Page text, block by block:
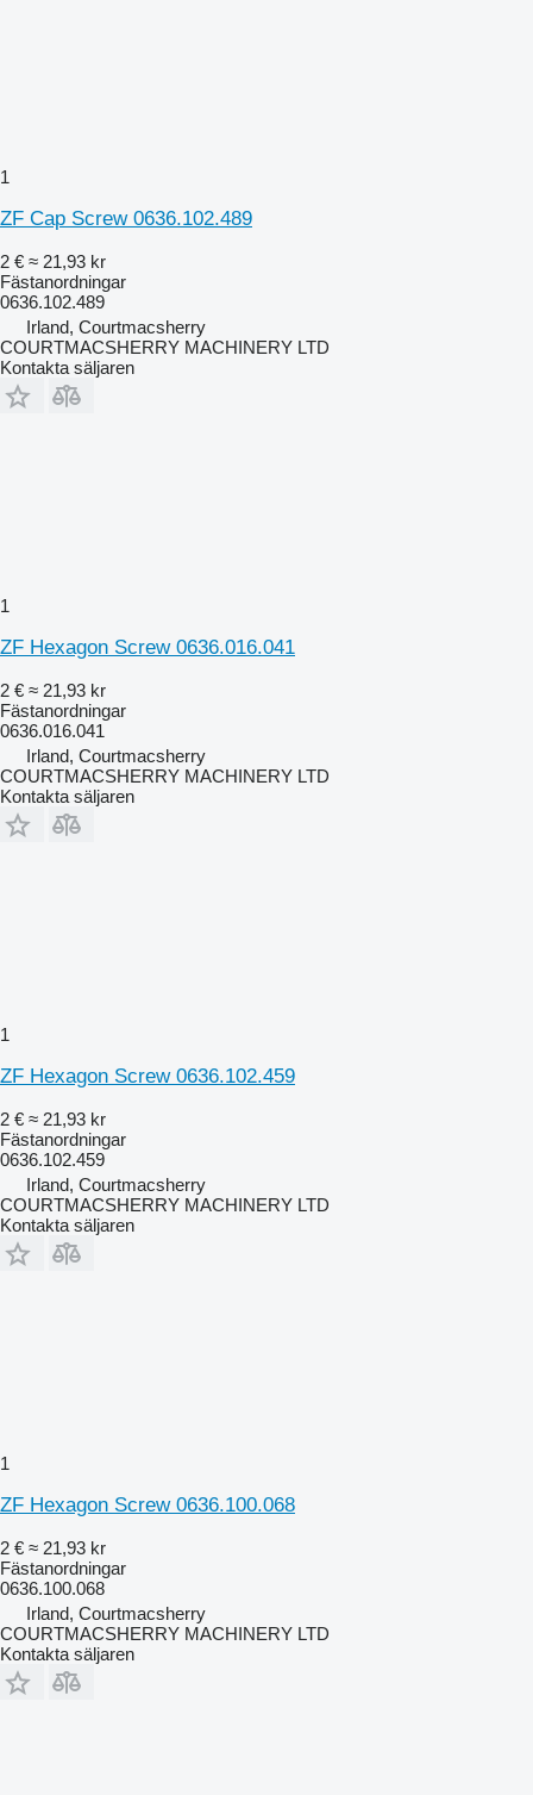
1
ZF Cap Screw 0636.102.489
2 € ≈ 21,93 kr
Fästanordningar
0636.102.489
Irland, Courtmacsherry
COURTMACSHERRY MACHINERY LTD
Kontakta säljaren
1
ZF Hexagon Screw 0636.016.041
2 € ≈ 21,93 kr
Fästanordningar
0636.016.041
Irland, Courtmacsherry
COURTMACSHERRY MACHINERY LTD
Kontakta säljaren
1
ZF Hexagon Screw 0636.102.459
2 € ≈ 21,93 kr
Fästanordningar
0636.102.459
Irland, Courtmacsherry
COURTMACSHERRY MACHINERY LTD
Kontakta säljaren
1
ZF Hexagon Screw 0636.100.068
2 € ≈ 21,93 kr
Fästanordningar
0636.100.068
Irland, Courtmacsherry
COURTMACSHERRY MACHINERY LTD
Kontakta säljaren